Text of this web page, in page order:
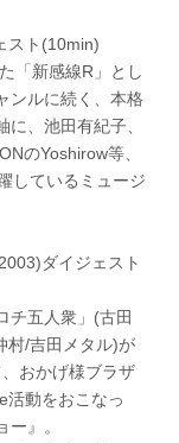
スト(10min)
「新感線R」とし
ンルに続く、本格
、池田有紀子、
のYoshirow等、
しているミュージ
ダイジェスト
チ五人衆」(古田
村/吉田メタル)が
おかげ様ブラザ
活動をおこなっ
』。